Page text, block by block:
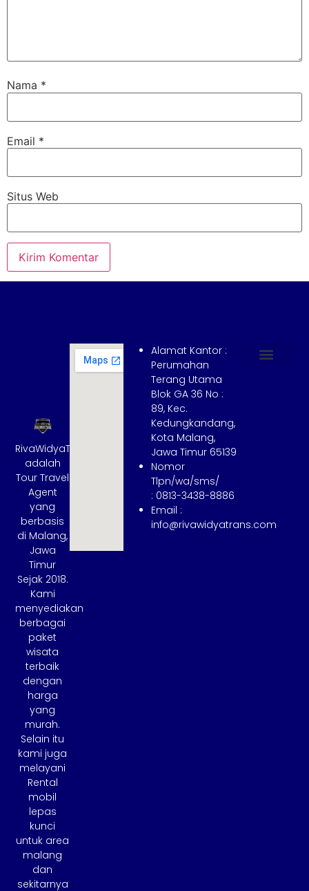
Nama *
Email *
Situs Web
RivaWidyaTrans
adalah
Tour Travel
Agent
yang
berbasis
di Malang,
Jawa
Timur
Sejak 2018.
Kami
menyediakan
berbagai
paket
wisata
terbaik
dengan
harga
yang
murah.
Selain itu
kami juga
melayani
Rental
mobil
lepas
kunci
untuk area
malang
dan
sekitarnya
Alamat Kantor :
Perumahan
Terang Utama
Blok GA 36 No :
89, Kec.
Kedungkandang,
Kota Malang,
Jawa Timur 65139
Nomor
Tlpn/wa/sms/
: 0813-3438-8886
Email :
info@rivawidyatrans.com